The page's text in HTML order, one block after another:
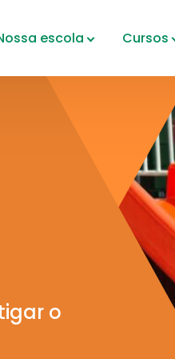
escola Cursos
o